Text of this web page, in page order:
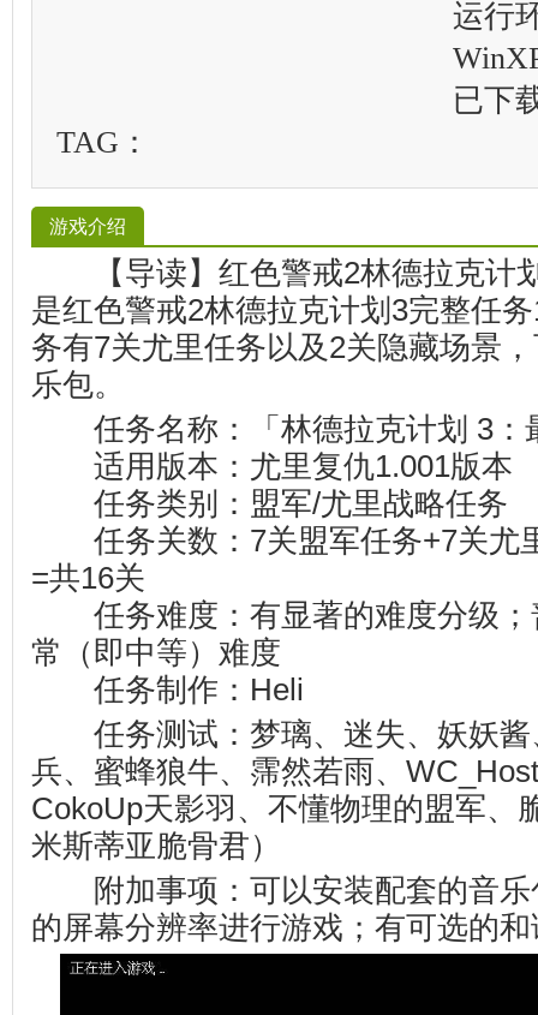
运行
已下
TAG：
游戏介绍
【导读】红色警戒2林德拉克计
是红色警戒2林德拉克计划3完整任
务有7关尤里任务以及2关隐藏场景
乐包。
任务名称：「林德拉克计划 3：
适用版本：尤里复仇1.001版本
任务类别：盟军/尤里战略任务
任务关数：7关盟军任务+7关尤
=共16关
任务难度：有显著的难度分级；
常（即中等）难度
任务制作：Heli
任务测试：梦璃、迷失、妖妖酱
兵、蜜蜂狼牛、霈然若雨、
CokoUp天影羽、不懂物理的盟军、
米斯蒂亚脆骨君）
附加事项：可以安装配套的音乐
的屏幕分辨率进行游戏；有可选的